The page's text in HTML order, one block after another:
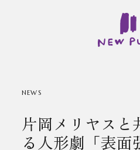
NEWS
片岡メリヤスと
る人形劇「表面